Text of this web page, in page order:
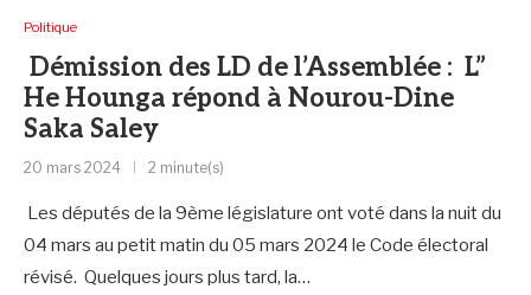
Politique
Démission des LD de l’Assemblée : L”
He Hounga répond à Nourou-Dine
Saka Saley
20 mars 2024 2 minute(s)
Les députés de la 9ème législature ont voté dans la nuit du
04 mars au petit matin du 05 mars 2024 le Code électoral
révisé. Quelques jours plus tard, la…